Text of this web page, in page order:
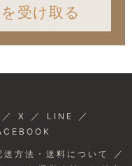
受け取る
／ X ／ LINE ／
送方法・送料について ／